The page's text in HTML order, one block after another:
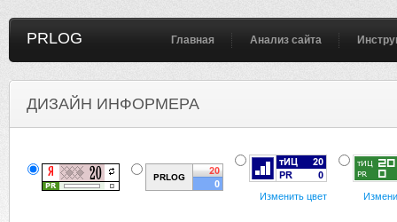
PRLOG Главная Анализ сайта
ДИЗАЙН ИНФОРМЕРА
Изменить цвет